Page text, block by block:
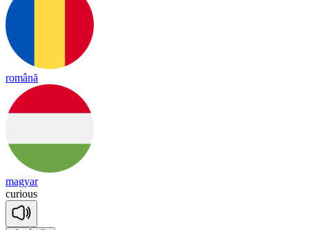
română
magyar
curious